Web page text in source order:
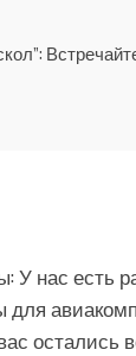
У нас есть
для
остались